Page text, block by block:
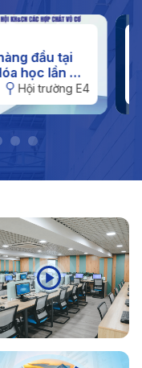
với sinh viên năm
đầu tại
học lần XI
Hội trường E4